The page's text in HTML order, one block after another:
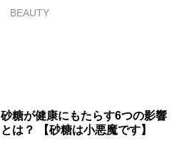
BEAUTY
砂糖が健康にもたらす6つの影響
とは？ 【砂糖は小悪魔です】